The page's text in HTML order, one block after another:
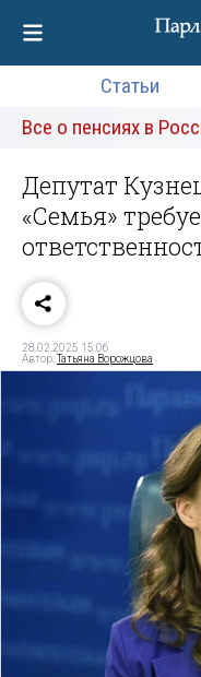
Статьи
Все о пенсиях в
Депутат
«Семья»
28.02.2025 15:06
Автор:Татьяна Ворожцова